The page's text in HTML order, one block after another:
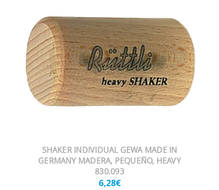
SHAKER INDIVIDUAL GEWA MADE IN
GERMANY MADERA, PEQUEÑO, HEAVY
830.093
6,28€